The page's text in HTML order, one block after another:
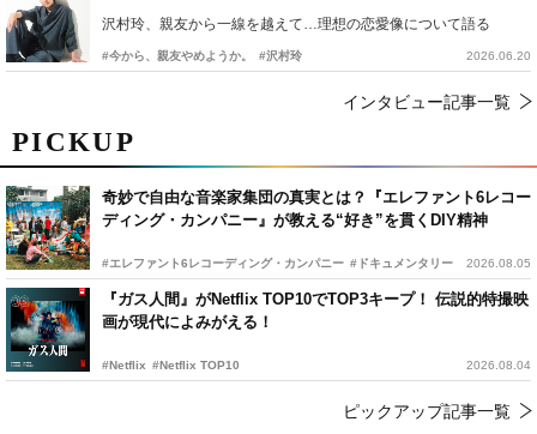
PICKUP
奇妙で自由な音楽家集団の真実とは？『エレファント6レコー
ディング・カンパニー』が教える“好き”を貫くDIY精神
#エレファント6レコーディング・カンパニー #ドキュメンタリー 2026.08.05
『ガス人間』がNetflix TOP10でTOP3キープ！ 伝説的特撮映
画が現代によみがえる！
#Netflix #Netflix TOP10 2026.08.04
ピックアップ記事一覧
沢村玲、親友から一線を越えて…理想の恋愛像について語る
#今から、親友やめようか。 #沢村玲 2026.06.20
インタビュー記事一覧